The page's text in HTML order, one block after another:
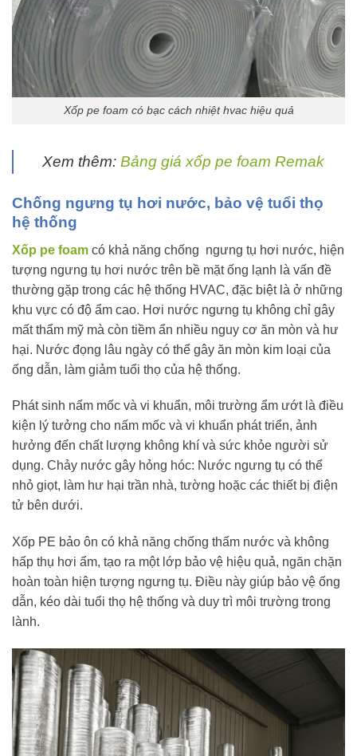
Xốp pe foam có bạc cách nhiệt hvac hiệu quả
Xem thêm: Bảng giá xốp pe foam Remak
Chống ngưng tụ hơi nước, bảo vệ tuổi thọ
hệ thống
Xốp pe foam có khả năng chống ngưng tụ hơi nước, hiện
tượng ngưng tụ hơi nước trên bề mặt ống lạnh là vấn đề
thường gặp trong các hệ thống HVAC, đặc biệt là ở những
khu vực có độ ẩm cao. Hơi nước ngưng tụ không chỉ gây
mất thẩm mỹ mà còn tiềm ẩn nhiều nguy cơ ăn mòn và hư
hại. Nước đọng lâu ngày có thể gây ăn mòn kim loại của
ống dẫn, làm giảm tuổi thọ của hệ thống.
Phát sinh nấm mốc và vi khuẩn, môi trường ẩm ướt là điều
kiện lý tưởng cho nấm mốc và vi khuẩn phát triển, ảnh
hưởng đến chất lượng không khí và sức khỏe người sử
dụng. Chảy nước gây hỏng hóc: Nước ngưng tụ có thể
nhỏ giọt, làm hư hại trần nhà, tường hoặc các thiết bị điện
tử bên dưới.
Xốp PE bảo ôn có khả năng chống thấm nước và không
hấp thụ hơi ẩm, tạo ra một lớp bảo vệ hiệu quả, ngăn chặn
hoàn toàn hiện tượng ngưng tụ. Điều này giúp bảo vệ ống
dẫn, kéo dài tuổi thọ hệ thống và duy trì môi trường trong
lành.